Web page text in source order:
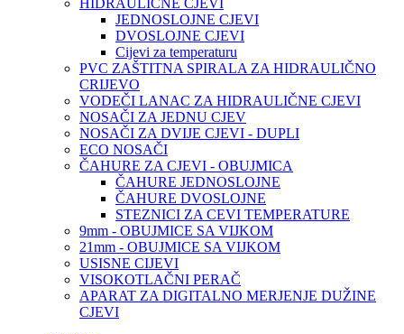
HIDRAULIČNE CJEVI
JEDNOSLOJNE CJEVI
DVOSLOJNE CJEVI
Cijevi za temperaturu
PVC ZAŠTITNA SPIRALA ZA HIDRAULIČNO
CRIJEVO
VODEČI LANAC ZA HIDRAULIČNE CJEVI
NOSAČI ZA JEDNU CJEV
NOSAČI ZA DVIJE CJEVI - DUPLI
ECO NOSAČI
ČAHURE ZA CJEVI - OBUJMICA
ČAHURE JEDNOSLOJNE
ČAHURE DVOSLOJNE
STEZNICI ZA CEVI TEMPERATURE
9mm - OBUJMICE SA VIJKOM
21mm - OBUJMICE SA VIJKOM
USISNE CIJEVI
VISOKOTLAČNI PERAČ
APARAT ZA DIGITALNO MERJENJE DUŽINE
CJEVI